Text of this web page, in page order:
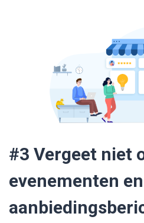
#3 Vergeet niet
evenementen en